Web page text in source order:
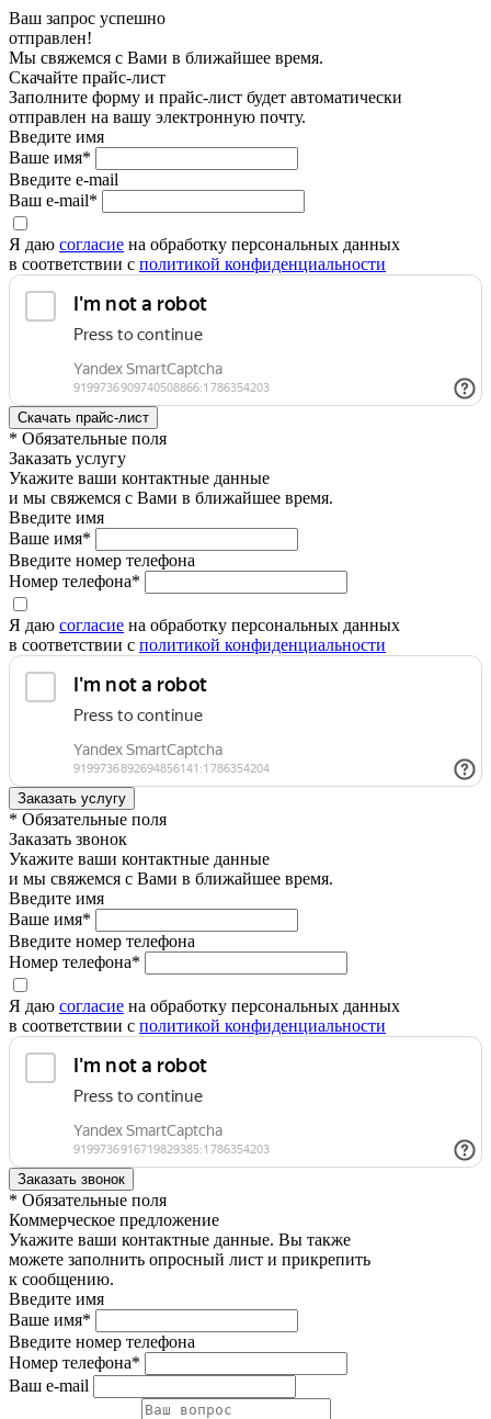
Ваш запрос успешно
отправлен!
Мы свяжемся с Вами в ближайшее время.
Скачайте прайс-лист
Заполните форму и прайс-лист будет автоматически
отправлен на вашу электронную почту.
Введите имя
Ваше имя*
Введите e-mail
Ваш e-mail*
Я даю согласие на обработку персональных данных
в соответствии с политикой конфиденциальности
* Обязательные поля
Заказать услугу
Укажите ваши контактные данные
и мы свяжемся с Вами в ближайшее время.
Введите имя
Ваше имя*
Введите номер телефона
Номер телефона*
Я даю согласие на обработку персональных данных
в соответствии с политикой конфиденциальности
* Обязательные поля
Заказать звонок
Укажите ваши контактные данные
и мы свяжемся с Вами в ближайшее время.
Введите имя
Ваше имя*
Введите номер телефона
Номер телефона*
Я даю согласие на обработку персональных данных
в соответствии с политикой конфиденциальности
* Обязательные поля
Коммерческое предложение
Укажите ваши контактные данные. Вы также
можете заполнить опросный лист и прикрепить
к сообщению.
Введите имя
Ваше имя*
Введите номер телефона
Номер телефона*
Ваш e-mail